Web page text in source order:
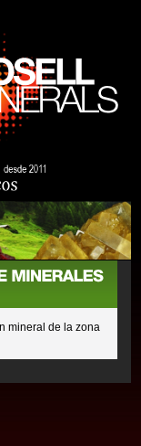
mineral de la zona